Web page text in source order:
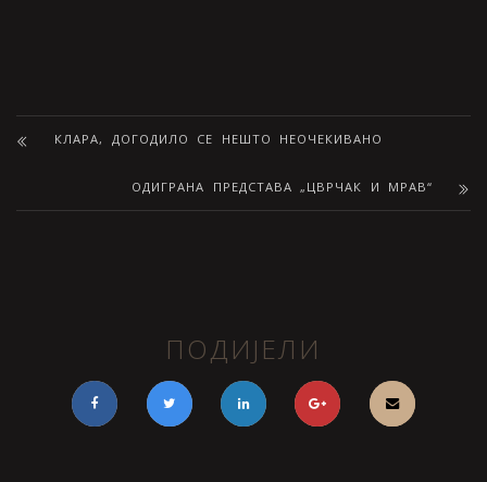
КЛАРА, ДОГОДИЛО СЕ НЕШТО НЕОЧЕКИВАНО
ОДИГРАНА ПРЕДСТАВА „ЦВРЧАК И МРАВ“
ПОДИЈЕЛИ